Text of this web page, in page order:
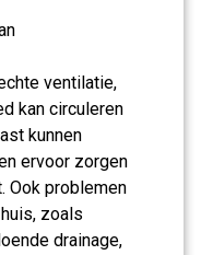
ventilatie,
kan circuleren
kunnen
ervoor zorgen
Ook problemen
zoals
drainage,